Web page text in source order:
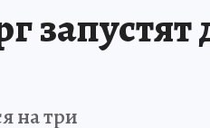
на три